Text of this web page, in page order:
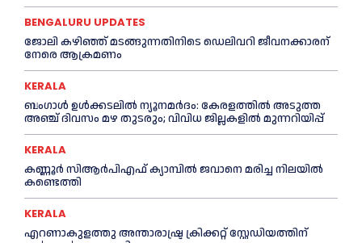
BENGALURU UPDATES
ജോലി കഴിഞ്ഞ് മടങ്ങുന്നതിനിടെ ഡെലിവറി ജീവനക്കാരന്
നേരെ ആക്രമണം
KERALA
ബംഗാൾ ഉൾക്കടലിൽ ന്യൂനമർദം: കേരളത്തിൽ അടുത്ത
അഞ്ച് ദിവസം മഴ തുടരും; വിവിധ ജില്ലകളിൽ മുന്നറിയിപ്പ്
KERALA
കണ്ണൂര്‍ സിആര്‍പിഎഫ് ക്യാമ്പില്‍ ജവാനെ മരിച്ച നിലയില്‍
കണ്ടെത്തി
KERALA
എറണാകുളത്തു അന്താരാഷ്ട്ര ക്രിക്കറ്റ് സ്റ്റേഡിയത്തിന്